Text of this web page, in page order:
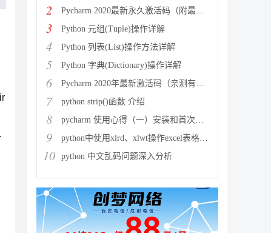
2 Pycharm 2020最新永久激活码（附最新激活码和插件
3 Python 元组(Tuple)操作详解
4 Python 列表(List)操作方法详解
5 Python 字典(Dictionary)操作详解
6 Pycharm 2020年最新激活码（亲测有效）
7 python strip()函数 介绍
8 pycharm 使用心得（一）安装和首次使用
9 python中使用xlrd、xlwt操作excel表格详解
10 python 中文乱码问题深入分析